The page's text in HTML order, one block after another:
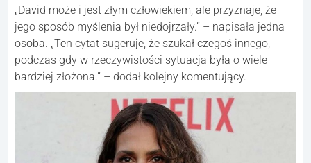
„David może i jest złym człowiekiem, ale przyznaje, że
jego sposób myślenia był niedojrzały.” – napisała jedna
osoba. „Ten cytat sugeruje, że szukał czegoś innego,
podczas gdy w rzeczywistości sytuacja była o wiele
bardziej złożona.” – dodał kolejny komentujący.